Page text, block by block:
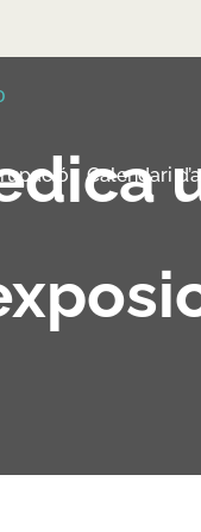
Calendari